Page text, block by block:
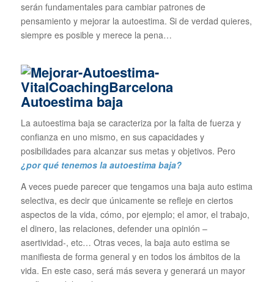
serán fundamentales para cambiar patrones de
pensamiento y mejorar la autoestima. Si de verdad quieres,
siempre es posible y merece la pena…
Autoestima baja
La autoestima baja se caracteriza por la falta de fuerza y
confianza en uno mismo, en sus capacidades y
posibilidades para alcanzar sus metas y objetivos. Pero
¿por qué tenemos la autoestima baja?
A veces puede parecer que tengamos una baja auto estima
selectiva, es decir que únicamente se refleje en ciertos
aspectos de la vida, cómo, por ejemplo; el amor, el trabajo,
el dinero, las relaciones, defender una opinión –
asertividad-, etc… Otras veces, la baja auto estima se
manifiesta de forma general y en todos los ámbitos de la
vida. En este caso, será más severa y generará un mayor